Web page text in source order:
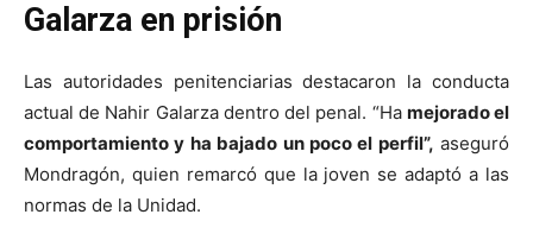
Galarza en prisión
Las autoridades penitenciarias destacaron la conducta
actual de Nahir Galarza dentro del penal. “Ha mejorado el
comportamiento y ha bajado un poco el perfil”, aseguró
Mondragón, quien remarcó que la joven se adaptó a las
normas de la Unidad.